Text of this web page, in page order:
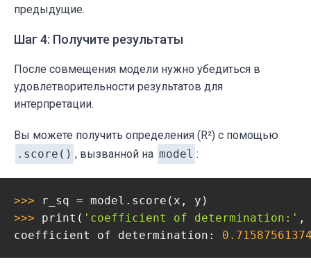
предыдущие.
Шаг 4: Получите результаты
После совмещения модели нужно убедиться в
удовлетворительности результатов для
интерпретации.
Вы можете получить определения (R²) с помощью
.score() , вызванной на model :
>>>
>>> print( 'coefficient of determination:' ,
coefficient of determination: